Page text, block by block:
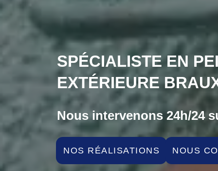
SPÉCIALISTE EN
EXTÉRIEURE
Nous intervenons 24h/24
NOS RÉALISATIONS NOUS